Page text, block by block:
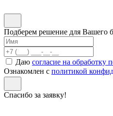
Подберем решение для Вашего
Даю согласие на обработку
Ознакомлен с политикой
Спасибо за заявку!